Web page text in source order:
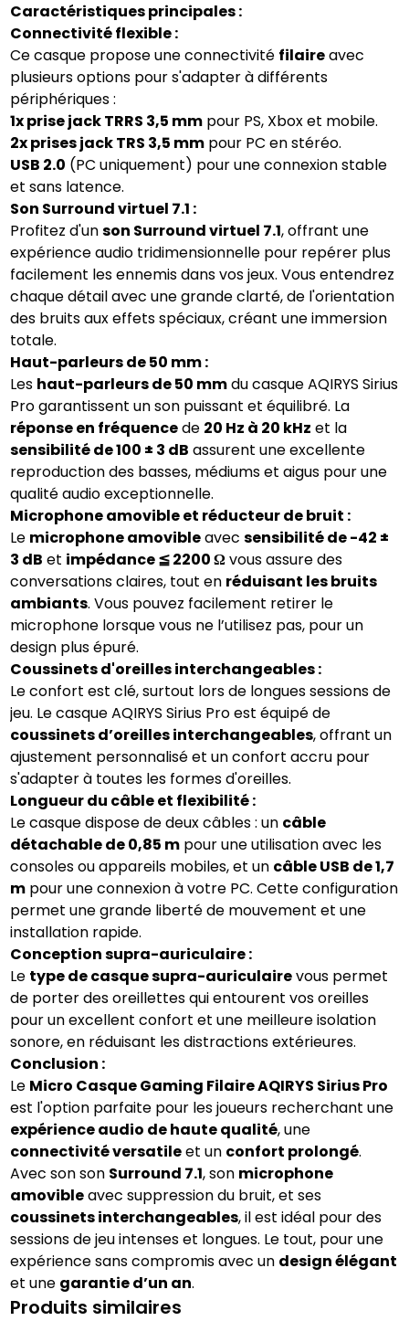
Caractéristiques principales :
Connectivité flexible :
Ce casque propose une connectivité filaireavec
plusieurs options pour s'adapter à différents
périphériques :
1x prise jack TRRS 3,5 mm pour PS, Xbox et mobile.
2x prises jack TRS 3,5 mm pour PC en stéréo.
USB 2.0 (PC uniquement) pour une connexion stable
et sans latence.
Son Surround virtuel 7.1 :
Profitez d'unson Surround virtuel 7.1, offrant une
expérience audio tridimensionnelle pour repérer plus
facilement les ennemis dans vos jeux. Vous entendrez
chaque détail avec une grande clarté, de l'orientation
des bruits aux effets spéciaux, créant une immersion
totale.
Haut-parleurs de 50 mm :
Les haut-parleurs de 50 mmdu casque AQIRYS Sirius
Pro garantissent un son puissant et équilibré. La
réponse en fréquencede 20 Hz à 20 kHz et la
sensibilité de 100 ± 3 dB assurent une excellente
reproduction des basses, médiums et aigus pour une
qualité audio exceptionnelle.
Microphone amovible et réducteur de bruit :
Le microphone amovibleavecsensibilité de -42 ±
3 dB et impédance ≦ 2200 Ω vous assure des
conversations claires, tout en réduisant les bruits
ambiants. Vous pouvez facilement retirer le
microphone lorsque vous ne l’utilisez pas, pour un
design plus épuré.
Coussinets d'oreilles interchangeables :
Le confort est clé, surtout lors de longues sessions de
jeu. Le casque AQIRYS Sirius Pro est équipé de
coussinets d’oreilles interchangeables, offrant un
ajustement personnalisé et un confort accru pour
s'adapter à toutes les formes d'oreilles.
Longueur du câble et flexibilité :
Le casque dispose de deux câbles : un câble
détachable de 0,85 m pour une utilisation avec les
consoles ou appareils mobiles, et un câble USB de 1,7
m pour une connexion à votre PC. Cette configuration
permet une grande liberté de mouvement et une
installation rapide.
Conception supra-auriculaire :
Le type de casque supra-auriculairevous permet
de porter des oreillettes qui entourent vos oreilles
pour un excellent confort et une meilleure isolation
sonore, en réduisant les distractions extérieures.
Conclusion :
Le Micro Casque Gaming Filaire AQIRYS Sirius Pro
est l'option parfaite pour les joueurs recherchant une
expérience audio de haute qualité, une
connectivité versatileet un confort prolongé.
Avec son son Surround 7.1, son microphone
amovibleavec suppression du bruit, et ses
coussinets interchangeables, il est idéal pour des
sessions de jeu intenses et longues. Le tout, pour une
expérience sans compromis avec un design élégant
et une garantie d’un an.
Produits similaires